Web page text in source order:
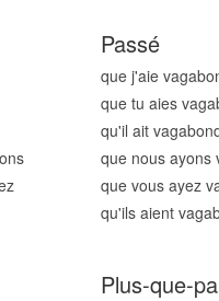
Passé
que j'aie
que tu aies
qu'il ait
que nous ayons
que vous ayez
qu'ils aient
Plus-que-